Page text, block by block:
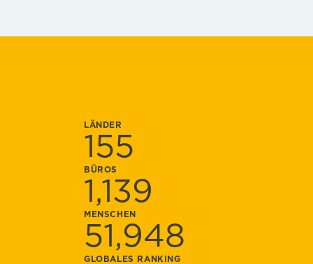
LÄNDER
155
BÜROS
1,139
MENSCHEN
51,948
GLOBALES RANKING